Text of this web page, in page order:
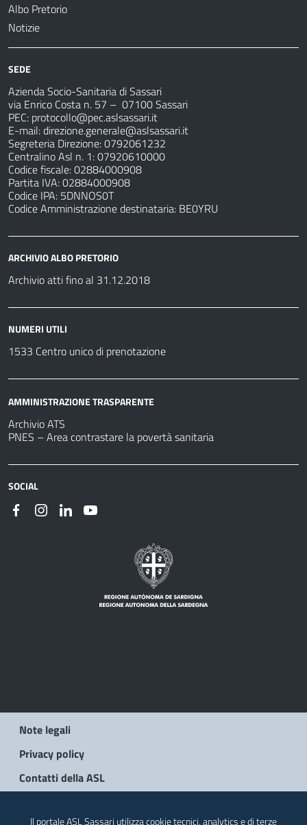
Albo Pretorio
Notizie
SEDE
Azienda Socio-Sanitaria di Sassari
via Enrico Costa n. 57 – 07100 Sassari
PEC: protocollo@pec.aslsassari.it
E-mail:direzione.generale@aslsassari.it
Segreteria Direzione: 0792061232
Centralino Asl n. 1: 07920610000
Codice fiscale: 02884000908
Partita IVA: 02884000908
Codice IPA: 5DNNOS0T
Codice Amministrazione destinataria: BE0YRU
ARCHIVIO ALBO PRETORIO
Archivio atti fino al 31.12.2018
NUMERI UTILI
1533 Centro unico di prenotazione
AMMINISTRAZIONE TRASPARENTE
Archivio ATS
PNES – Area contrastare la povertà sanitaria
SOCIAL
Note legali
Privacy policy
Contatti della ASL
Il portale ASL Sassari utilizza cookie tecnici, analytics e di terze